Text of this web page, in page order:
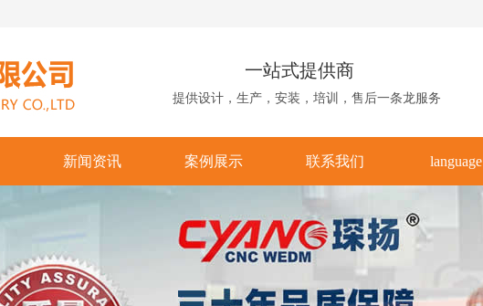
一站式提供商
提供设计，生产，安装，培训，售后一条龙服务
新闻资讯 案例展示 联系我们 language